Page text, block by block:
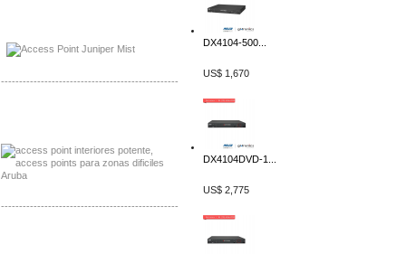
-------------------------------------------------
-------------------------------------------------
DX4104-500...
US$ 1,670
DX4104DVD-1...
US$ 2,775